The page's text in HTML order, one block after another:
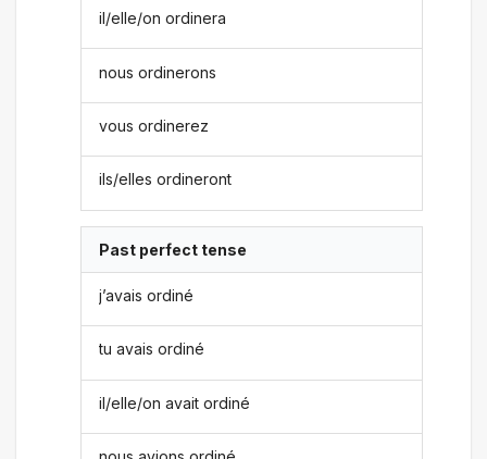
il/elle/on ordinera
nous ordinerons
vous ordinerez
ils/elles ordineront
Past perfect tense
j’avais ordiné
tu avais ordiné
il/elle/on avait ordiné